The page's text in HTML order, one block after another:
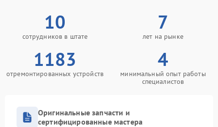
10
сотрудников в штате
7
лет на рынке
1183
отремонтированных устройств
4
минимальный опыт работы
специалистов
Оригинальные запчасти и
сертифицированные мастера